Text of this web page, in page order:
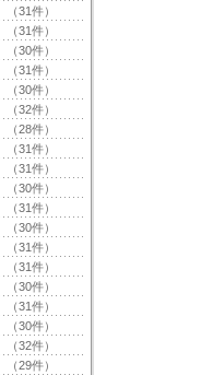
（31件）
（31件）
（30件）
（31件）
（30件）
（32件）
（28件）
（31件）
（31件）
（30件）
（31件）
（30件）
（31件）
（31件）
（30件）
（31件）
（30件）
（32件）
（29件）